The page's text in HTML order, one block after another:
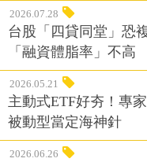
2026.07.28
台股「四貸同堂」恐
「融資體脂率」不高
2026.05.21
主動式ETF好夯！專
被動型當定海神針
2026.06.26